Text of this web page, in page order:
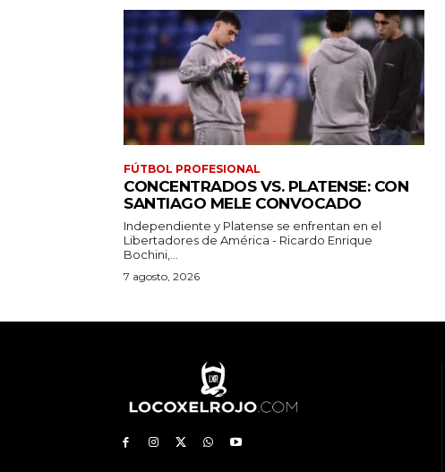
FÚTBOL PROFESIONAL
CONCENTRADOS VS. PLATENSE: CON
SANTIAGO MELE CONVOCADO
Independiente y Platense se enfrentan en el
Libertadores de América - Ricardo Enrique
Bochini,...
7 agosto, 2026